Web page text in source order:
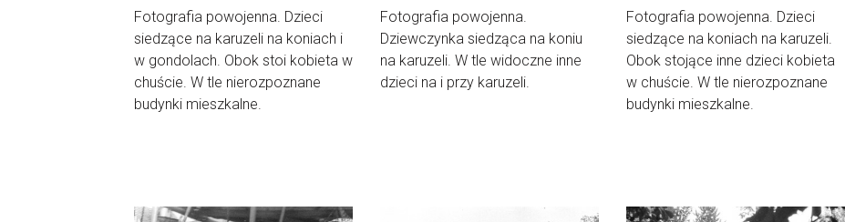
Fotografia powojenna. Dzieci
siedzące na karuzeli na koniach i
w gondolach. Obok stoi kobieta w
chuście. W tle nierozpoznane
budynki mieszkalne.
Fotografia powojenna.
Dziewczynka siedząca na koniu
na karuzeli. W tle widoczne inne
dzieci na i przy karuzeli.
Fotografia powojenna. Dzieci
siedzące na koniach na karuzeli.
Obok stojące inne dzieci kobieta
w chuście. W tle nierozpoznane
budynki mieszkalne.